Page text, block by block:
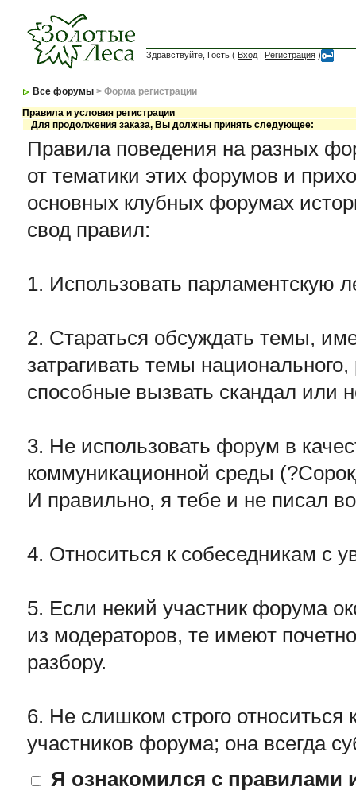
Здравствуйте, Гость ( Вход | Регистрация )
Все форумы > Форма регистрации
Правила и условия регистрации
Для продолжения заказа, Вы должны принять следующее:
Правила поведения на разных
от тематики этих форумов и
основных клубных форумах
свод правил:
1. Использовать парламентскую
2. Стараться обсуждать темы,
затрагивать темы
способные вызвать скандал или
3. Не использовать форум в
коммуникационной среды
И правильно, я тебе и не писал
4. Относиться к собеседникам с
5. Если некий участник форума
из модераторов, те имеют
разбору.
6. Не слишком строго относиться
участников форума; она всегда
Я ознакомился с правилами